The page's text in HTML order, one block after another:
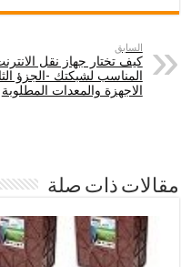
السابق
كيف تختار جهاز نقل
المناسب لشبكتك -الجزؤ
الاجهزة والمعدات المطلوبة
مقالات ذات صلة